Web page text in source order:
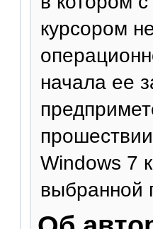
курсором
начала ее
Windows 7
выбранной